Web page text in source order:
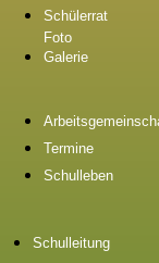
Schülerrat
Foto
Galerie
Termine
Schulleben
Schulleitung